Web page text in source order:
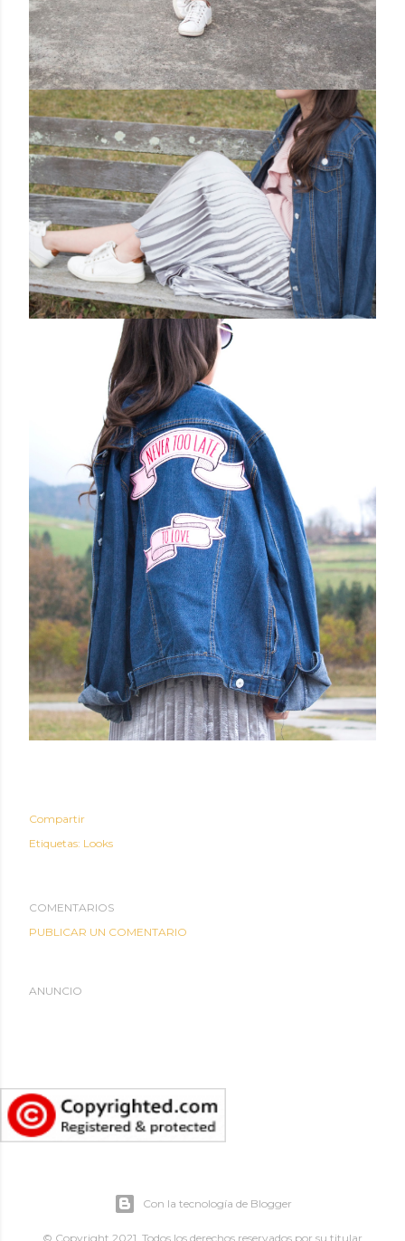
Compartir
Etiquetas: Looks
COMENTARIOS
PUBLICAR UN COMENTARIO
ANUNCIO
Con la tecnología de Blogger
© Copyright 2021. Todos los derechos reservados por su titular